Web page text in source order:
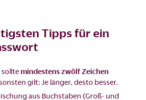
Tipps für ein
solltemindestens zwölf Zeichen
gilt: Je länger, desto besser.
aus Buchstaben (Groß- und